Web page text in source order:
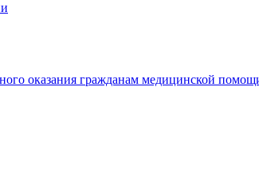
оказания гражданам медицинской